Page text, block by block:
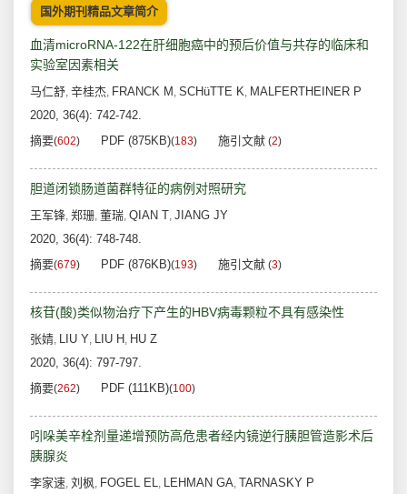
国外期刊精品文章简介
血清microRNA-122在肝细胞癌中的预后价值与共存的临床和
实验室因素相关
马仁舒, 辛桂杰, FRANCK M , SCHüTTE K, MALFERTHEINER P
2020, 36(4): 742-742.
摘要(602) PDF (875KB)(183) 施引文献 (2)
胆道闭锁肠道菌群特征的病例对照研究
王军锋, 郑珊, 董瑞, QIAN T, JIANG JY
2020, 36(4): 748-748.
摘要(679) PDF (876KB)(193) 施引文献 (3)
核苷(酸)类似物治疗下产生的HBV病毒颗粒不具有感染性
张婧, LIU Y, LIU H , HU Z
2020, 36(4): 797-797.
摘要(262) PDF (111KB)(100)
吲哚美辛栓剂量递增预防高危患者经内镜逆行胰胆管造影术后
胰腺炎
李家速, 刘枫, FOGEL EL, LEHMAN GA, TARNASKY P